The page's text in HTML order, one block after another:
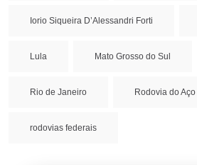
Iorio Siqueira D’Alessandri Forti
Lula Mato Grosso do Sul
Rio de Janeiro Rodovia do Aço
rodovias federais